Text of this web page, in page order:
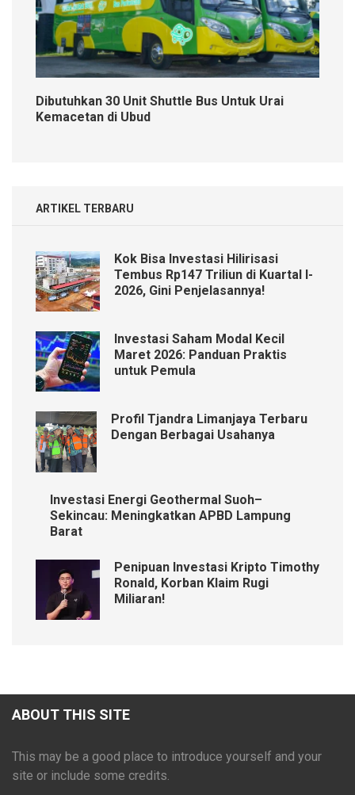
Dibutuhkan 30 Unit Shuttle Bus Untuk Urai
Kemacetan di Ubud
ARTIKEL TERBARU
Kok Bisa Investasi Hilirisasi
Tembus Rp147 Triliun di Kuartal I-
2026, Gini Penjelasannya!
Investasi Saham Modal Kecil
Maret 2026: Panduan Praktis
untuk Pemula
Profil Tjandra Limanjaya Terbaru
Dengan Berbagai Usahanya
Investasi Energi Geothermal Suoh–
Sekincau: Meningkatkan APBD Lampung
Barat
Penipuan Investasi Kripto Timothy
Ronald, Korban Klaim Rugi
Miliaran!
ABOUT THIS SITE
This may be a good place to introduce yourself and your
site or include some credits.